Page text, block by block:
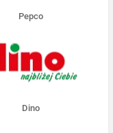
Pepco
Dino